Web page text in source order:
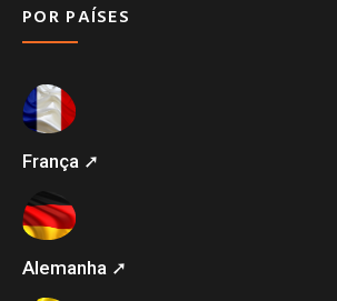
POR PAÍSES
França ➚
Alemanha ➚